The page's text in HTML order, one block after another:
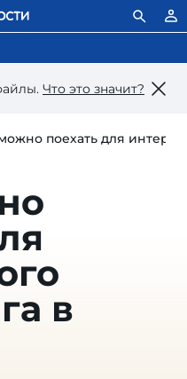
Что это значит?
поехать для
в